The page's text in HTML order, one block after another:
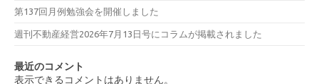
第137回月例勉強会を開催しました
週刊不動産経営2026年7月13日号にコラムが掲載されました
最近のコメント
表示できるコメントはありません。